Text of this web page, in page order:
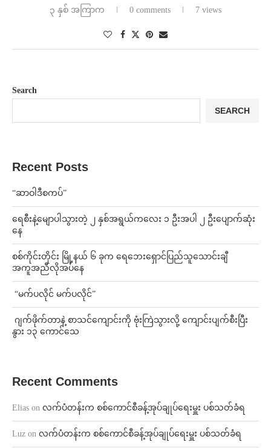
၃ နှစ် အကြာက 0 comments 7 views
Search
SEARCH
Recent Posts
“ဆာဝါဒီစကပ်”
ရေစီးနဲ့မျောပါသွားတဲ့ ၂ နှစ်အရွယ်ကလေး ၁ ဦးအပါ ၂ ဦးပျောက်ဆုံး
နေ
စစ်ကိုင်းတိုင်း မြို့နယ် ၆ ခုက ရေဘေးရှောင်ပြည်သူသောင်းချီ
အကူအညီလိုအပ်နေ
⁨ ⁨“မက်ပလိုင် မက်ပလိုင်”
⁨⁩ ⁨ဂျက်ဖိုက်တာနဲ့ စာသင်ကျောင်းကို ဗုံးကြဲသွားလို့ ကျောင်းပျက်စီးပြီး
နွား ၁၃ ကောင်သေ
Recent Comments
Elias on လက်ပံတန်းက စစ်ကောင်စီခန့်အုပ်ချုပ်ရေးမှူး ပစ်သတ်ခံရ
Luz on လက်ပံတန်းက စစ်ကောင်စီခန့်အုပ်ချုပ်ရေးမှူး ပစ်သတ်ခံရ